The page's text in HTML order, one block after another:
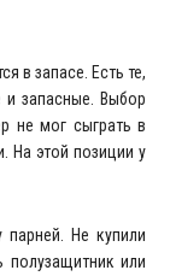
в запасе. Есть те,
и запасные. Выбор
не мог сыграть в
На этой позиции у
парней. Не купили
полузащитник или